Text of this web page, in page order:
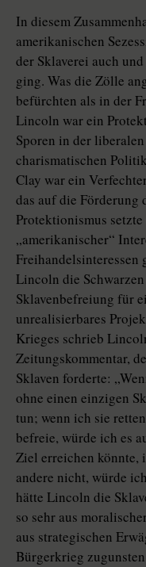
In diesem
amerikanischen
der Sklaverei auch
ging. Was die Zölle
befürchten als in der
Lincoln war ein
Sporen in der
charismatischen
Clay war ein
das auf die
Protektionismus
„amerikanischer“
Lincoln die
Sklavenbefreiung für
unrealisierbares
Krieges schrieb
Zeitungskommentar,
Sklaven forderte:
ohne einen einzigen
tun; wenn ich sie
befreie, würde ich es
Ziel erreichen könnte,
andere nicht, würde
hätte Lincoln die
so sehr aus
aus strategischen
Bürgerkrieg